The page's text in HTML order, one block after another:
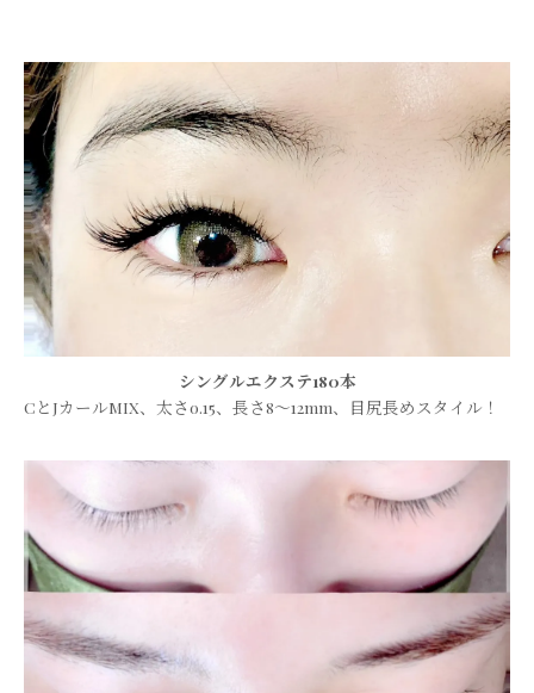
シングルエクステ180本
CとJカールMIX、太さ0.15、長さ8〜12mm、目尻長めスタイル！